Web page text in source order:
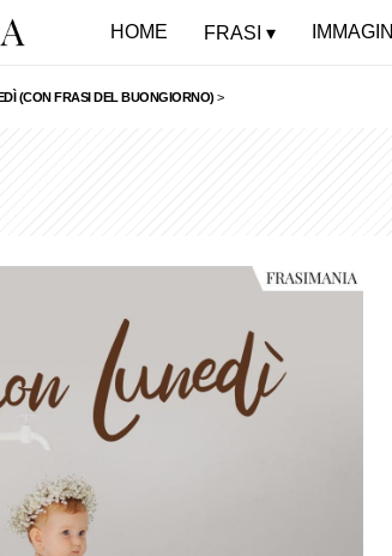
HOME FRASI IMMAGINI
(CON FRASI DEL BUONGIORNO) >